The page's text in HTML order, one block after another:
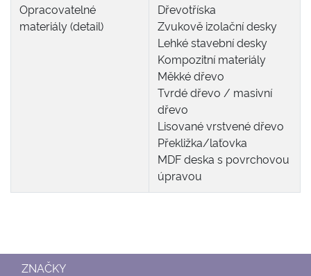
Opracovatelné
materiály (detail)
Dřevotříska
Zvukově izolační desky
Lehké stavební desky
Kompozitní materiály
Měkké dřevo
Tvrdé dřevo / masivní
dřevo
Lisované vrstvené dřevo
Překližka/laťovka
MDF deska s povrchovou
úpravou
ZNAČKY